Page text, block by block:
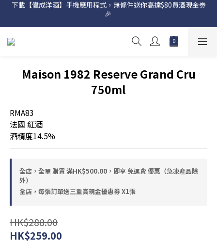
網店購滿 $500 即享免費送貨服務📦
🎉
Maison 1982 Reserve Grand Cru
750ml
RMA83
法國 紅酒
酒精度14.5%
全店，全單 購買 滿HK$500.00，即享 免運費 優惠（急凍產品除
外）
全店，每張訂單送三重賞現金優惠券 X1張
HK$288.00
HK$259.00